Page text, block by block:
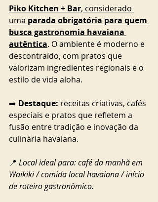
Piko Kitchen + Bar, considerado
uma parada obrigatória para quem
busca gastronomia havaiana
autêntica. O ambiente é moderno e
descontraído, com pratos que
valorizam ingredientes regionais e o
estilo de vida aloha.
➡️ Destaque: receitas criativas, cafés
especiais e pratos que refletem a
fusão entre tradição e inovação da
culinária havaiana.
📍 Local ideal para: café da manhã em
Waikiki / comida local havaiana / início
de roteiro gastronômico.